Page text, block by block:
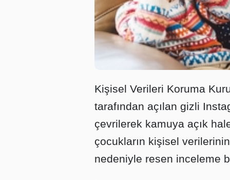
Kişisel Verileri Koruma
tarafından açılan gizli
çevrilerek kamuya açık
çocukların kişisel
nedeniyle resen inceleme